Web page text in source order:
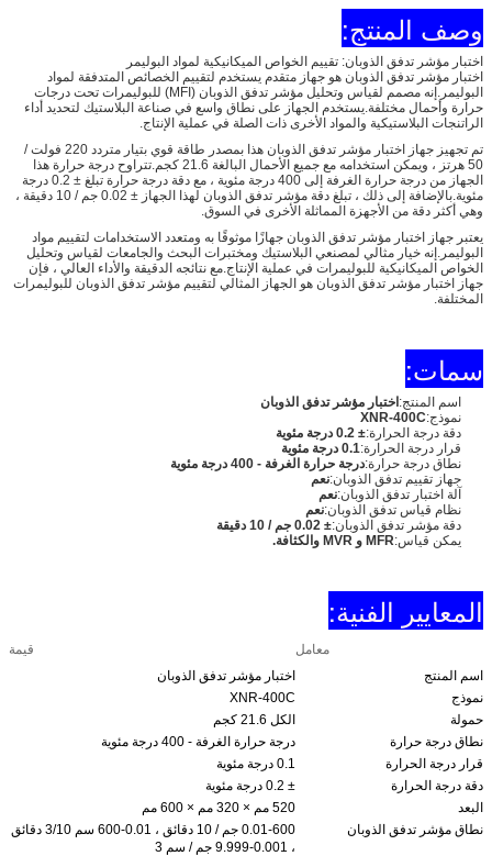
وصف المنتج:
اختبار مؤشر تدفق الذوبان: تقييم الخواص الميكانيكية لمواد البوليمر
اختبار مؤشر تدفق الذوبان هو جهاز متقدم يستخدم لتقييم الخصائص المتدفقة لمواد
البوليمر.إنه مصمم لقياس وتحليل مؤشر تدفق الذوبان (MFI) للبوليمرات تحت درجات
حرارة وأحمال مختلفة.يستخدم الجهاز على نطاق واسع في صناعة البلاستيك لتحديد أداء
الراتنجات البلاستيكية والمواد الأخرى ذات الصلة في عملية الإنتاج.
تم تجهيز جهاز اختبار مؤشر تدفق الذوبان هذا بمصدر طاقة قوي بتيار متردد 220 فولت /
50 هرتز ، ويمكن استخدامه مع جميع الأحمال البالغة 21.6 كجم.تتراوح درجة حرارة هذا
الجهاز من درجة حرارة الغرفة إلى 400 درجة مئوية ، مع دقة درجة حرارة تبلغ ± 0.2 درجة
مئوية.بالإضافة إلى ذلك ، تبلغ دقة مؤشر تدفق الذوبان لهذا الجهاز ± 0.02 جم / 10 دقيقة ،
وهي أكثر دقة من الأجهزة المماثلة الأخرى في السوق.
يعتبر جهاز اختبار مؤشر تدفق الذوبان جهازًا موثوقًا به ومتعدد الاستخدامات لتقييم مواد
البوليمر.إنه خيار مثالي لمصنعي البلاستيك ومختبرات البحث والجامعات لقياس وتحليل
الخواص الميكانيكية للبوليمرات في عملية الإنتاج.مع نتائجه الدقيقة والأداء العالي ، فإن
جهاز اختبار مؤشر تدفق الذوبان هو الجهاز المثالي لتقييم مؤشر تدفق الذوبان للبوليمرات
المختلفة.
سمات:
اسم المنتج:اختبار مؤشر تدفق الذوبان
نموذج:XNR-400C
دقة درجة الحرارة:± 0.2 درجة مئوية
قرار درجة الحرارة:0.1 درجة مئوية
نطاق درجة حرارة:درجة حرارة الغرفة - 400 درجة مئوية
جهاز تقييم تدفق الذوبان:نعم
آلة اختبار تدفق الذوبان:نعم
نظام قياس تدفق الذوبان:نعم
دقة مؤشر تدفق الذوبان:± 0.02 جم / 10 دقيقة
يمكن قياس:MFR و MVR والكثافة.
المعايير الفنية:
معامل
قيمة
اسم المنتج
اختبار مؤشر تدفق الذوبان
نموذج
XNR-400C
حمولة
الكل 21.6 كجم
نطاق درجة حرارة
درجة حرارة الغرفة - 400 درجة مئوية
قرار درجة الحرارة
0.1 درجة مئوية
دقة درجة الحرارة
± 0.2 درجة مئوية
البعد
520 مم × 320 مم × 600 مم
نطاق مؤشر تدفق الذوبان
0.01-600 جم / 10 دقائق ، 0.01-600 سم 3/10 دقائق
، 0.001-9.999 جم / سم 3